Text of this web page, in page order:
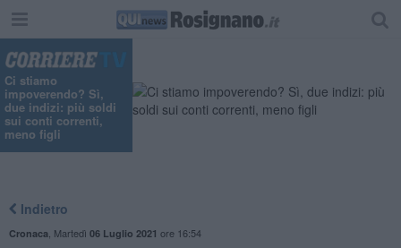
Ci stiamo
impoverendo? Sì,
due indizi: più soldi
sui conti correnti,
meno figli
Indietro
Cronaca Martedì 06 Luglio 2021 ore 16:54